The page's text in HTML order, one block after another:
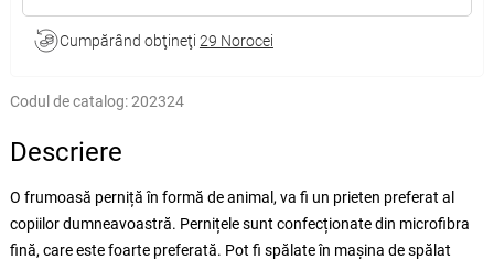
Cumpărând obţineţi 29 Norocei
Codul de catalog:202324
Descriere
O frumoasă perniță în formă de animal, va fi un prieten preferat al
copiilor dumneavoastră. Pernițele sunt confecționate din microfibra
fină, care este foarte preferată. Pot fi spălate în mașina de spălat